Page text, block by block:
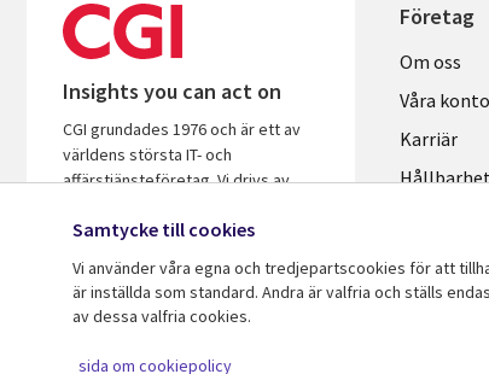
Insights you can act on
CGI grundades 1976 och är ett av
världens största IT- och
affärstjänsteföretag. Vi drivs av
hjälpa företag och organisationer att
öka avkastningen på sina
investeringar.
Företag
Useful
links
Om oss
Våra
Karriär
Samtycke till cookies
Vi använder våra egna och tredjepartscookies för att
är inställda som standard. Andra är valfria och ställs
av dessa valfria cookies.
sida om cookiepolicy